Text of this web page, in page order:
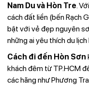
Nam Du và Hòn Tre .
cách đất liền (bến Rạch
bật với vẻ đẹp nguyên
những ai yêu thích du lịch
Cách đi đến Hòn Sơn
khách đêm từ TP.HCM
các hãng như Phương